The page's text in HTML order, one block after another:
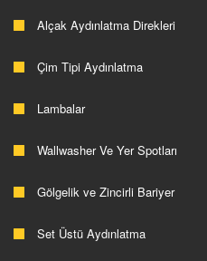
Alçak Aydınlatma Direkleri
Çim Tipi Aydınlatma
Lambalar
Wallwasher Ve Yer Spotları
Gölgelik ve Zincirli Bariyer
Set Üstü Aydınlatma